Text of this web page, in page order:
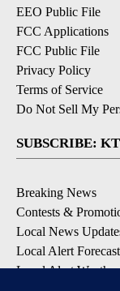
EEO Public File
FCC Applications
FCC Public File
Privacy Policy
Terms of Service
Do Not Sell My
SUBSCRIBE:
Breaking News
Contests &
Local News
Local Alert Forecast
Local Alert